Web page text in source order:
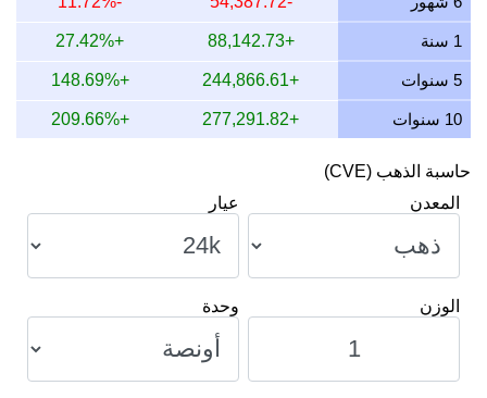
9 يوليو 2026 400,206.61
4,824.99
7,526.99
8 يوليو 2026 393,902.44
4,748.99
7,408.42
1 سنة +88,142.73
+27.42%
5 سنوات +244,866.61
+148.69%
10 سنوات +277,291.82
+209.66%
حاسبة الذهب (CVE)
المعدن
عيار
الوزن وحدة